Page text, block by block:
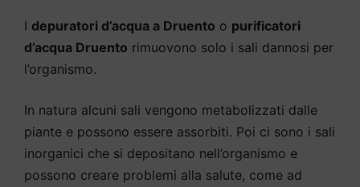
I depuratori d’acqua a Druento o purificatori
d’acqua Druento rimuovono solo i sali dannosi per
l’organismo.
In natura alcuni sali vengono metabolizzati dalle
piante e possono essere assorbiti. Poi ci sono i sali
inorganici che si depositano nell’organismo e
possono creare problemi alla salute, come ad